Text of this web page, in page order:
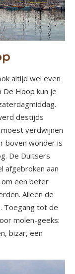
altijd wel even
De Hoop kun je
destijds
verdwijnen
boven wonder is
De Duitsers
afgebroken aan
een beter
Alleen de
Toegang tot de
molen-geeks:
bizar, een